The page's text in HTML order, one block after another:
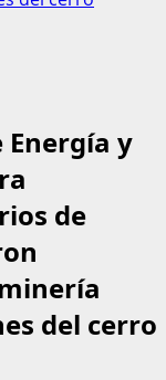
Energía y
de
del cerro